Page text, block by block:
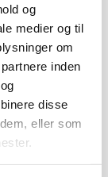
og
medier og til
om
inden
disse
eller som
og hun
er
indre
på